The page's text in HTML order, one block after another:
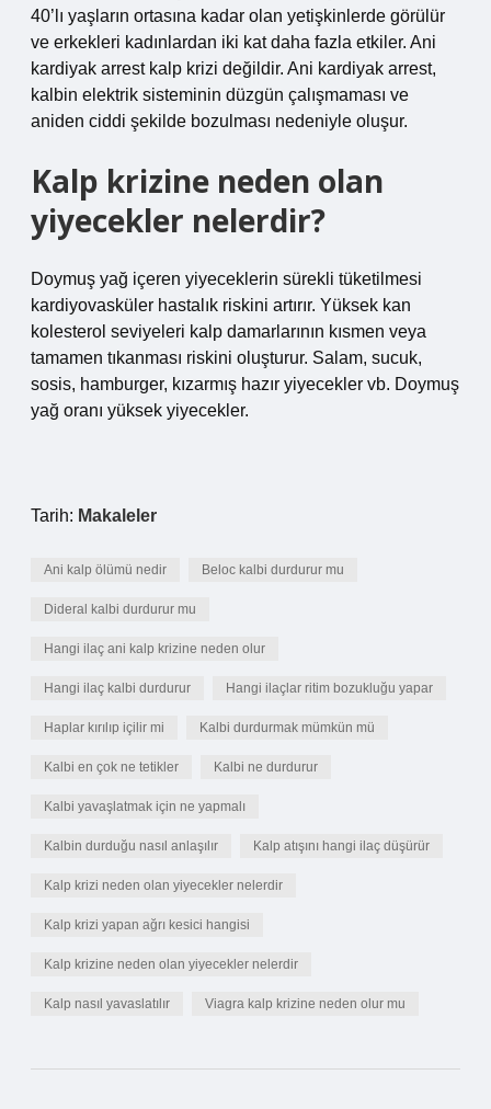
40’lı yaşların ortasına kadar olan yetişkinlerde görülür
ve erkekleri kadınlardan iki kat daha fazla etkiler. Ani
kardiyak arrest kalp krizi değildir. Ani kardiyak arrest,
kalbin elektrik sisteminin düzgün çalışmaması ve
aniden ciddi şekilde bozulması nedeniyle oluşur.
Kalp krizine neden olan
yiyecekler nelerdir?
Doymuş yağ içeren yiyeceklerin sürekli tüketilmesi
kardiyovasküler hastalık riskini artırır. Yüksek kan
kolesterol seviyeleri kalp damarlarının kısmen veya
tamamen tıkanması riskini oluşturur. Salam, sucuk,
sosis, hamburger, kızarmış hazır yiyecekler vb. Doymuş
yağ oranı yüksek yiyecekler.
Tarih: Makaleler
Ani kalp ölümü nedir Beloc kalbi durdurur mu
Dideral kalbi durdurur mu
Hangi ilaç ani kalp krizine neden olur
Hangi ilaç kalbi durdurur Hangi ilaçlar ritim bozukluğu yapar
Haplar kırılıp içilir mi Kalbi durdurmak mümkün mü
Kalbi en çok ne tetikler Kalbi ne durdurur
Kalbi yavaşlatmak için ne yapmalı
Kalbin durduğu nasıl anlaşılır Kalp atışını hangi ilaç düşürür
Kalp krizi neden olan yiyecekler nelerdir
Kalp krizi yapan ağrı kesici hangisi
Kalp krizine neden olan yiyecekler nelerdir
Kalp nasıl yavaslatılır Viagra kalp krizine neden olur mu